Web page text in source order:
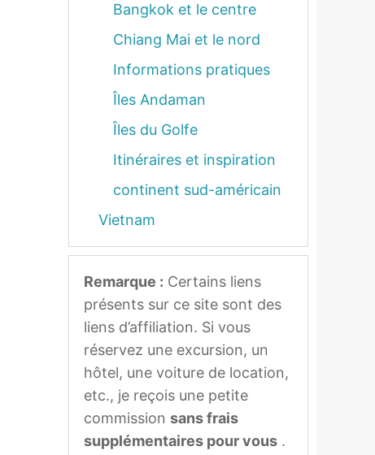
Bangkok et le centre
Chiang Mai et le nord
Informations pratiques
Îles Andaman
Îles du Golfe
Itinéraires et inspiration
continent sud-américain
Vietnam
Remarque : Certains liens
présents sur ce site sont des
liens d’affiliation. Si vous
réservez une excursion, un
hôtel, une voiture de location,
etc., je reçois une petite
commission sans frais
supplémentaires pour vous .